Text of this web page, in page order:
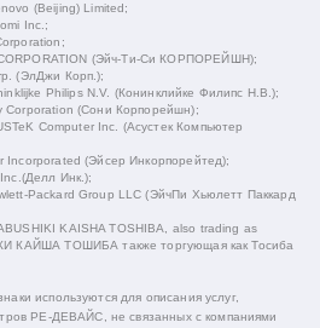
(Beijing) Limited;
Inc.;
(Эйч-Ти-Си КОРПОРЕЙШН);
(ЭлДжи Корп.);
Philips N.V. (Конинклийке Филипс Н.В.);
Corporation (Сони Корпорейшн);
Computer Inc. (Асустек Компьютер
Incorporated (Эйсер Инкорпорейтед);
Инк.);
Packard Group LLC (ЭйчПи Хьюлетт Паккард
KAISHA TOSHIBA, also trading as
КАЙША ТОШИБА также торгующая как Тосиба
используются для описания услуг,
РЕ-ДЕВАЙС, не связанных с компаниями